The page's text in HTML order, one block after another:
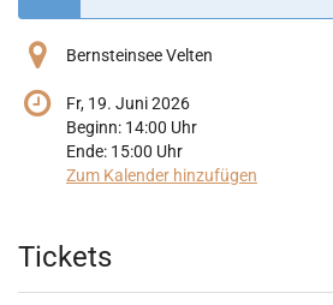
Bernsteinsee Velten
Fr, 19. Juni 2026
Beginn: 14:00 Uhr
Ende: 15:00 Uhr
Zum Kalender hinzufügen
Produkte
Tickets